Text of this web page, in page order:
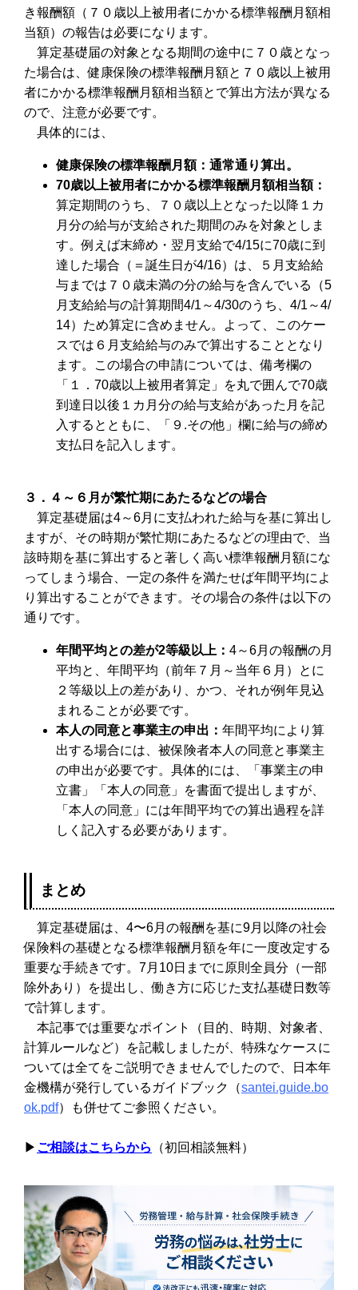
き報酬額（７０歳以上被用者にかかる標準報酬月額相
当額）の報告は必要になります。
算定基礎届の対象となる期間の途中に７０歳となっ
た場合は、健康保険の標準報酬月額と７０歳以上被用
者にかかる標準報酬月額相当額とで算出方法が異なる
ので、注意が必要です。
具体的には、
健康保険の標準報酬月額：通常通り算出。
70歳以上被用者にかかる標準報酬月額相当額：
算定期間のうち、７０歳以上となった以降１カ
月分の給与が支給された期間のみを対象としま
す。例えば末締め・翌月支給で4/15に70歳に到
達した場合（＝誕生日が4/16）は、５月支給給
与までは７０歳未満の分の給与を含んでいる（5
月支給給与の計算期間4/1～4/30のうち、4/1～4/
14）ため算定に含めません。よって、このケー
スでは６月支給給与のみで算出することとなり
ます。この場合の申請については、備考欄の
「１．70歳以上被用者算定」を丸で囲んで70歳
到達日以後１カ月分の給与支給があった月を記
入するとともに、「９.その他」欄に給与の締め
支払日を記入します。
３．４～６月が繁忙期にあたるなどの場合
算定基礎届は4～6月に支払われた給与を基に算出し
ますが、その時期が繁忙期にあたるなどの理由で、当
該時期を基に算出すると著しく高い標準報酬月額にな
ってしまう場合、一定の条件を満たせば年間平均によ
り算出することができます。その場合の条件は以下の
通りです。
年間平均との差が2等級以上： 4～6月の報酬の月
平均と、年間平均（前年７月～当年６月）とに
２等級以上の差があり、かつ、それが例年見込
まれることが必要です。
本人の同意と事業主の申出： 年間平均により算
出する場合には、被保険者本人の同意と事業主
の申出が必要です。具体的には、「事業主の申
立書」「本人の同意」を書面で提出しますが、
「本人の同意」には年間平均での算出過程を詳
しく記入する必要があります。
まとめ
算定基礎届は、4〜6月の報酬を基に9月以降の社会
保険料の基礎となる標準報酬月額を年に一度改定する
重要な手続きです。7月10日までに原則全員分（一部
除外あり）を提出し、働き方に応じた支払基礎日数等
で計算します。
本記事では重要なポイント（目的、時期、対象者、
計算ルールなど）を記載しましたが、特殊なケースに
ついては全てをご説明できませんでしたので、日本年
金機構が発行しているガイドブック（santei.guide.bo
ok.pdf）も併せてご参照ください。
▶︎ ご相談はこちらから （初回相談無料）